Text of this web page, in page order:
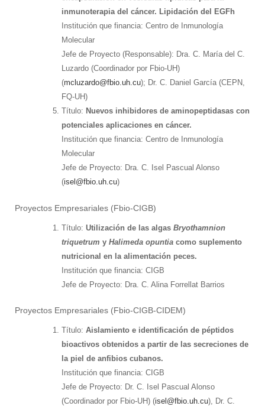
inmunoterapia del cáncer. Lipidación del EGFh
Institución que financia: Centro de Inmunología
Molecular
Jefe de Proyecto (Responsable): Dra. C. María del C.
Luzardo (Coordinador por Fbio-UH)
(mcluzardo@fbio.uh.cu); Dr. C. Daniel García (CEPN,
FQ-UH)
Título: Nuevos inhibidores de aminopeptidasas con
potenciales aplicaciones en cáncer.
Institución que financia: Centro de Inmunología
Molecular
Jefe de Proyecto: Dra. C. Isel Pascual Alonso
(isel@fbio.uh.cu)
Proyectos Empresariales (Fbio-CIGB)
Título: Utilización de las algas Bryothamnion
triquetrum y Halimeda opuntia como suplemento
nutricional en la alimentación peces.
Institución que financia: CIGB
Jefe de Proyecto: Dra. C. Alina Forrellat Barrios
Proyectos Empresariales (Fbio-CIGB-CIDEM)
Título: Aislamiento e identificación de péptidos
bioactivos obtenidos a partir de las secreciones de
la piel de anfibios cubanos.
Institución que financia: CIGB
Jefe de Proyecto: Dr. C. Isel Pascual Alonso
(Coordinador por Fbio-UH) (isel@fbio.uh.cu), Dr. C.